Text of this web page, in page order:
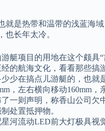
就是热带和温带的浅蓝海
也长年太冷。
艇项目的用地在这个颇具
的航海文化，看看那些
少在搞点儿游艇的，也就
，左右横向移动160mm
一则声明，称香山公司
处置抵押物。
河流动LED前大灯极具